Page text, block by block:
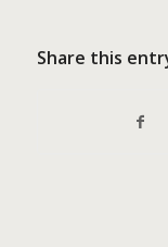
Share this